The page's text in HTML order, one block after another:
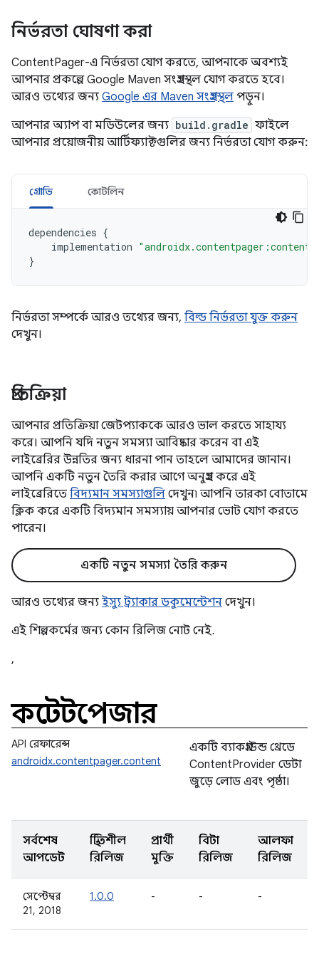
নির্ভরতা ঘোষণা করা
ContentPager-এ নির্ভরতা যোগ করতে, আপনাকে অবশ্যই
আপনার প্রকল্পে Google Maven সংগ্রহস্থল যোগ করতে হবে।
আরও তথ্যের জন্য Google এর Maven সংগ্রহস্থল পড়ুন।
আপনার অ্যাপ বা মডিউলের জন্য build.gradle ফাইলে
আপনার প্রয়োজনীয় আর্টিফ্যাক্টগুলির জন্য নির্ভরতা যোগ করুন:
গ্রোভি কোটলিন
dependencies {
implementation
}
নির্ভরতা সম্পর্কে আরও তথ্যের জন্য, বিল্ড নির্ভরতা যুক্ত করুন
দেখুন।
প্রতিক্রিয়া
আপনার প্রতিক্রিয়া জেটপ্যাককে আরও ভাল করতে সাহায্য
করে। আপনি যদি নতুন সমস্যা আবিষ্কার করেন বা এই
লাইব্রেরির উন্নতির জন্য ধারনা পান তাহলে আমাদের জানান।
আপনি একটি নতুন তৈরি করার আগে অনুগ্রহ করে এই
লাইব্রেরিতে বিদ্যমান সমস্যাগুলি দেখুন৷ আপনি তারকা বোতামে
ক্লিক করে একটি বিদ্যমান সমস্যায় আপনার ভোট যোগ করতে
পারেন।
একটি নতুন সমস্যা তৈরি করুন
আরও তথ্যের জন্য ইস্যু ট্র্যাকার ডকুমেন্টেশন দেখুন।
এই শিল্পকর্মের জন্য কোন রিলিজ নোট নেই.
,
কন্টেন্টপেজার
API রেফারেন্স
androidx.contentpager.content
একটি ব্যাকগ্রাউন্ড থ্রেডে
ContentProvider ডেটা
জুড়ে লোড এবং পৃষ্ঠা।
সর্বশেষ
আপডেট
স্থিতিশীল
রিলিজ
প্রার্থী
মুক্তি
বিটা
রিলিজ
আলফা
রিলিজ
সেপ্টেম্বর
21, 2018
1.0.0 - - -